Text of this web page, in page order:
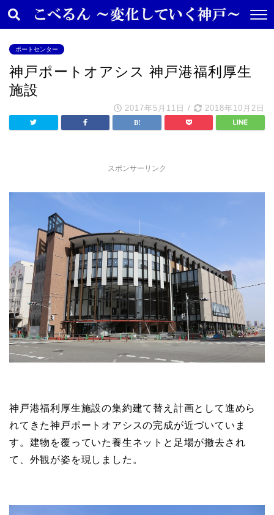
ポートセンター
神戸ポートオアシス 神戸港福利厚生
施設
2017年5月11日 / 2018年10月2日
スポンサーリンク
神戸港福利厚生施設の集約建て替え計画として進めら
れてきた神戸ポートオアシスの完成が近づいていま
す。建物を覆っていた養生ネットと足場が撤去され
て、外観が姿を現しました。